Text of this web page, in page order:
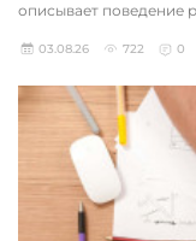
описывает поведение
03.08.26 722 0